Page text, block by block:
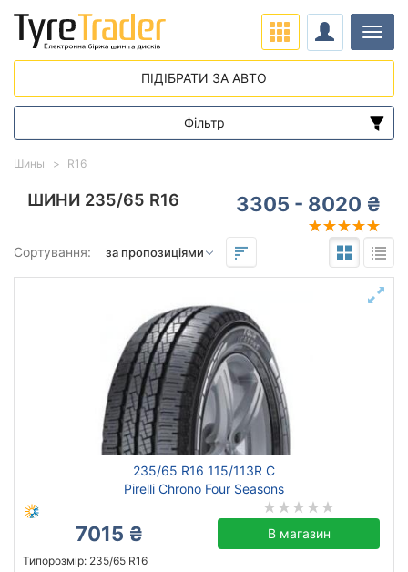
ШИНИ 235/65 R16 3305 - 8020 ₴
Сортування:
235/65 R16 115/113R C
Pirelli Chrono Four Seasons
7015 ₴ В магазин
Типорозмір: 235/65 R16
Шины R16
ПІДІБРАТИ ЗА АВТО
Фільтр
Діапазон цін
від
Підбір за параметрами
235
Triangle
Hankook
Sailun